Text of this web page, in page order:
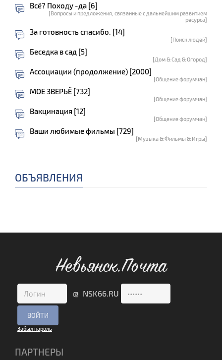
Всё? Походу -да [6]
[Вопросы и предложения, связанные с дальнейшим развитием
ресурса]
За готовность спасибо. [14]
[Поиск людей]
Беседка в сад [5]
[Дом & Сад & Огород]
Ассоциации (продолжение) [2000]
[Общение форумчан]
МОЕ ЗВЕРЬЁ [732]
[Общение форумчан]
Вакцинация [12]
[Общение форумчан]
Ваши любимые фильмы [729]
[Музыка & Фильмы & Игры]
ОБЪЯВЛЕНИЯ
Невьянск.Почта
@ NSK66.RU
Забыл пароль
ПАРТНЕРЫ